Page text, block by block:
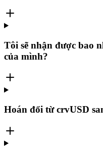
Tôi sẽ nhận được bao
của mình?
Hoán đổi từ crvUSD